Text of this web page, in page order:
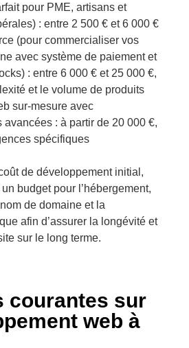
pour PME, artisans et
: entre 2 500 € et 6 000 €
(pour commercialiser vos
avec système de paiement et
: entre 6 000 € et 25 000 €,
et le volume de produits
sur-mesure avec
avancées : à partir de 20 000 €,
spécifiques
de développement initial,
budget pour l’hébergement,
de domaine et la
afin d’assurer la longévité et
sur le long terme.
courantes sur
web à